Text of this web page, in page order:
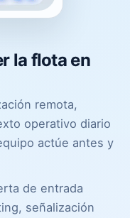
la flota en
remota,
operativo diario
actúe antes y
de entrada
señalización